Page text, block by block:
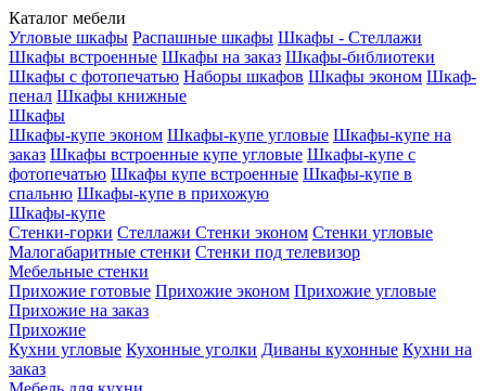
Каталог мебели
Угловые шкафы Распашные шкафы Шкафы - Стеллажи
Шкафы встроенные Шкафы на заказ Шкафы-библиотеки
Шкафы с фотопечатью Наборы шкафов Шкафы эконом Шкаф-
пенал Шкафы книжные
Шкафы
Шкафы-купе эконом Шкафы-купе угловые Шкафы-купе на
заказ Шкафы встроенные купе угловые Шкафы-купе с
фотопечатью Шкафы купе встроенные Шкафы-купе в
спальню Шкафы-купе в прихожую
Шкафы-купе
Стенки-горки Стеллажи Стенки эконом Стенки угловые
Малогабаритные стенки Стенки под телевизор
Мебельные стенки
Прихожие готовые Прихожие эконом Прихожие угловые
Прихожие на заказ
Прихожие
Кухни угловые Кухонные уголки Диваны кухонные Кухни на
заказ